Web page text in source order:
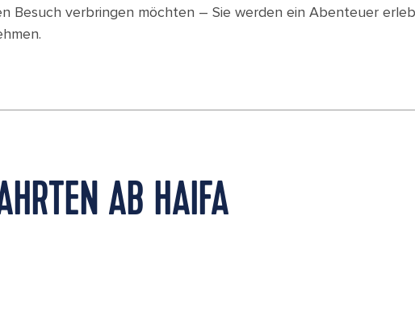
Besuch verbringen möchten – Sie werden ein Abenteuer
AB HAIFA